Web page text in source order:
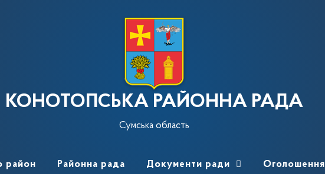
КОНОТОПСЬКА РАЙОННА РАДА
Сумська область
район Районна рада Документи ради Оголошення